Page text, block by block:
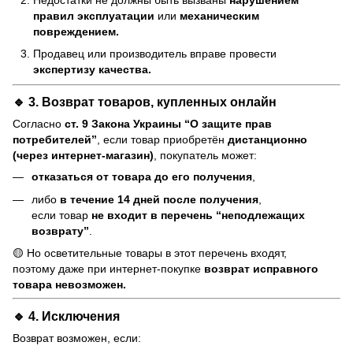
правил эксплуатации или механическим
повреждением.
Продавец или производитель вправе провести
экспертизу качества.
🔹 3. Возврат товаров, купленных онлайн
Согласно ст. 9 Закона Украины “О защите прав
потребителей”, если товар приобретён дистанционно
(через интернет-магазин), покупатель может:
отказаться от товара до его получения,
либо в течение 14 дней после получения
если товар не входит в перечень “неподлежащих
возврату”
🟡 Но осветительные товары в этот перечень входят,
поэтому даже при интернет-покупке возврат исправного
товара невозможен.
🔹 4. Исключения
Возврат возможен, если: